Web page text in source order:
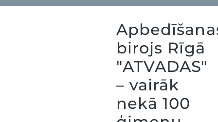
birojs Rīgā
"ATVADAS"
– vairāk
nekā 100